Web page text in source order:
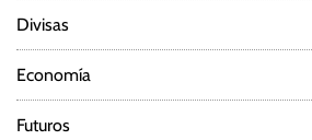
Divisas
Economía
Futuros